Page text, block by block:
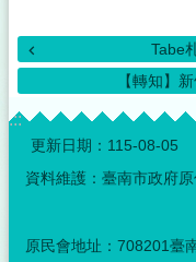
Tabe
【轉知】
:::
更新日期： 115-08-05
資料維護：臺南市政府
原民會地址：708201臺